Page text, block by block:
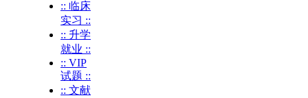
:: 临床
实习 ::
:: 升学
就业 ::
:: VIP
试题 ::
:: 文献